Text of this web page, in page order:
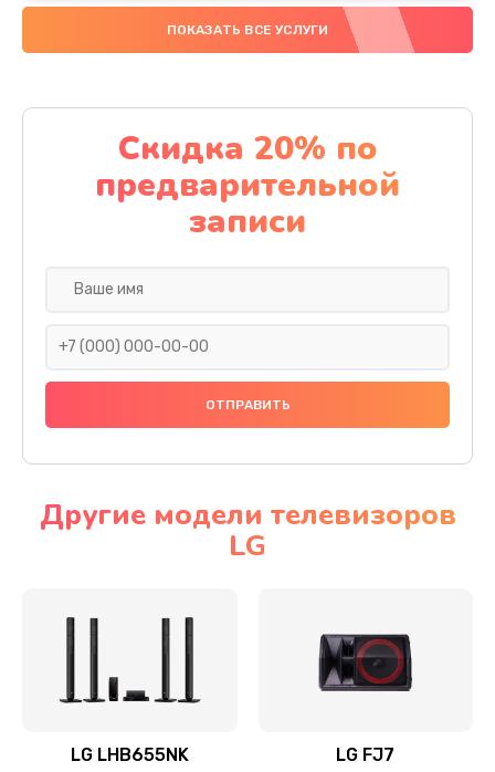
Комплексная чистка
Заказать
Замена дисплея (экрана)
2000 руб.
Заказать
Ремонт платы электроники
Прошивка
Ремонт механики привода
Ремонт / замена кнопок, клавиш, индикаторов,
ПОКАЗАТЬ ВСЕ УСЛУГИ
Скидка 20% по
предварительной
записи
Другие модели телевизоров
LG
LG LHB655NK LG FJ7